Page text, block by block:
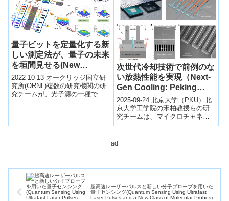
量子ビットを定量化する新
しい測定法が、量子の未来
を垣間見せる(New
measurements
quantifying qudits
provide glimpse of
2022-10-13 オークリッジ国立研
究所(ORNL)複数の研究機関の研
究チームが、光子源の一種であ
次世代冷却技術で前例のな
い放熱性能を実現（Next-
Gen Cooling: Peking
University Achieves
Unprecedented Heat
Dissipation）
2025-09-24 北京大学（PKU）北
京大学工学院の宋柏教授らの研
究チームは、マイクロチャネル
冷却技術で世界最高レベルの放
マイク...
ad
超高速レーザーパルスと新しい分子プローブを用いた
量子センシング(Quantum Sensing Using Ultrafast
Laser Pulses and a New Class of Molecular Probes)